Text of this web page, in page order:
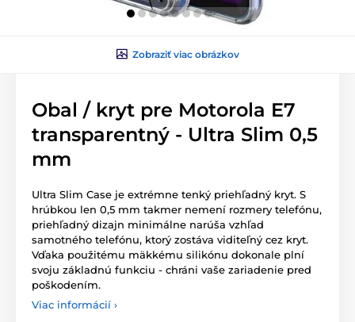
Zobraziť viac obrázkov
Obal / kryt pre Motorola E7
transparentný - Ultra Slim 0,5
mm
Ultra Slim Case je extrémne tenký priehľadný kryt. S
hrúbkou len 0,5 mm takmer nemení rozmery telefónu,
priehľadný dizajn minimálne narúša vzhľad
samotného telefónu, ktorý zostáva viditeľný cez kryt.
Vďaka použitému mäkkému silikónu dokonale plní
svoju základnú funkciu - chráni vaše zariadenie pred
poškodením.
Viac informácií ›